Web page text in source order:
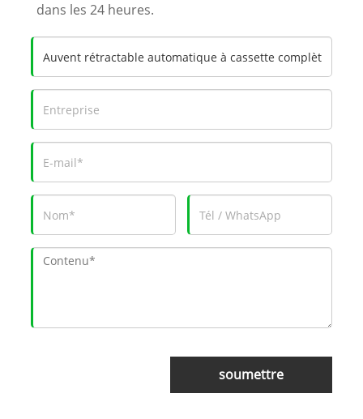
dans les 24 heures.
soumettre